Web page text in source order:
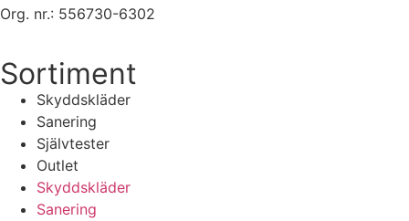
Org. nr.: 556730-6302
Sortiment
Skyddskläder
Sanering
Självtester
Outlet
Skyddskläder
Sanering